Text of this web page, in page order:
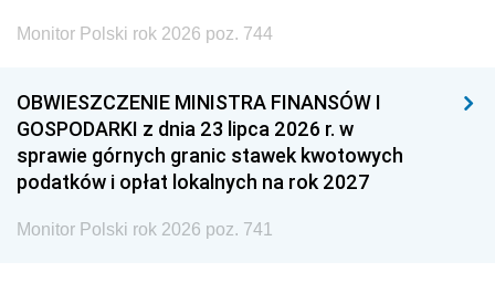
Monitor Polski rok 2026 poz. 744
OBWIESZCZENIE MINISTRA FINANSÓW I
GOSPODARKI z dnia 23 lipca 2026 r. w
sprawie górnych granic stawek kwotowych
podatków i opłat lokalnych na rok 2027
Monitor Polski rok 2026 poz. 741